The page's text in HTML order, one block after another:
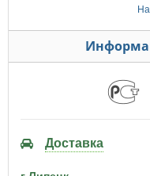
Доставка